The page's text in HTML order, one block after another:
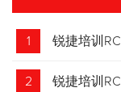
1 锐捷培训
2 锐捷培训